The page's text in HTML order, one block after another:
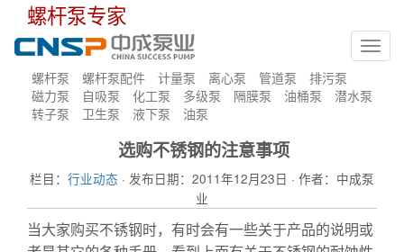
螺杆泵专家
螺杆泵 螺杆泵配件 计量泵 离心泵 管道泵
排污泵
磁力泵
自吸泵 化工泵 多级泵 隔膜泵 油桶泵
潜水泵
转子泵
卫生泵 液下泵 油泵
选购不锈钢的注意事项
栏目： 行业动态 · 发布日期：2011年12月23日 · 作者：中成泵
业
当大家购买不锈钢时，有时会有一些关于产品的说明或